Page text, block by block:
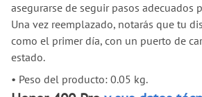
asegurarse de seguir pasos adecuados
Una vez reemplazado, notarás que tu
como el primer día, con un puerto de
estado.
• Peso del producto: 0.05 kg.